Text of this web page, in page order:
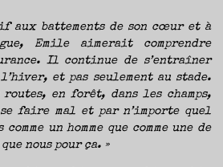
Sébastien
aux battements de son cœur et à
Emile aimerait comprendre
Il continue de s’entraîner
et pas seulement au stade.
en forêt, dans les champs,
faire mal et par n’importe quel
un homme que comme une de
nous pour ça. »